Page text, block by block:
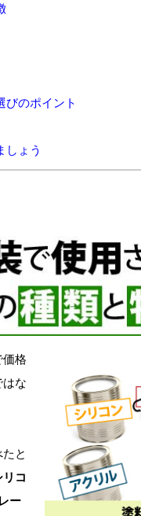
びのポイント
しょう
価格
はな
と
リコ
ー